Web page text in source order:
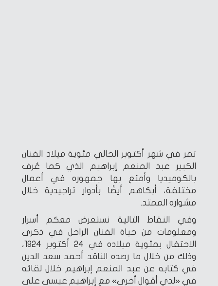
تمر في شهر أكتوبر الحالي مئوية ميلاد الفنان
الكبير عبد المنعم إبراهيم الذي كما عُرف
بالكوميديا وأمتع بها جمهوره في أعمال
مختلفة، أبكاهم أيضًا بأدوار تراجيدية خلال
مشواره الممتد.
وفي النقاط التالية نستعرض معكم أسرار
ومعلومات من حياة الفنان الراحل في ذكرى
الاحتفال بمئوية ميلاده في 24 أكتوبر 1924،
وذلك من خلال ما رصده الناقد أحمد سعد الدين
في كتابه عن عبد المنعم إبراهيم خلال لقائه
في «لدي أقوال أخرى» مع إبراهيم عيسى على